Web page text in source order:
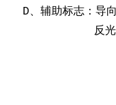
D、辅助标志：导向
反光标200（